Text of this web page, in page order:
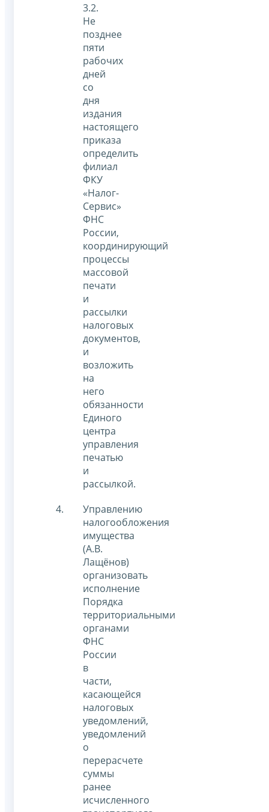
3.2.
Не
позднее
пяти
рабочих
дней
со
дня
издания
настоящего
приказа
определить
филиал
ФКУ
«Налог-
Сервис»
ФНС
России,
координирующий
процессы
массовой
печати
и
рассылки
налоговых
документов,
и
возложить
на
него
обязанности
Единого
центра
управления
печатью
и
рассылкой.
Управлению
налогообложения
имущества
(А.В.
Лащёнов)
организовать
исполнение
Порядка
территориальными
органами
ФНС
России
в
части,
касающейся
налоговых
уведомлений,
уведомлений
о
перерасчете
суммы
ранее
исчисленного